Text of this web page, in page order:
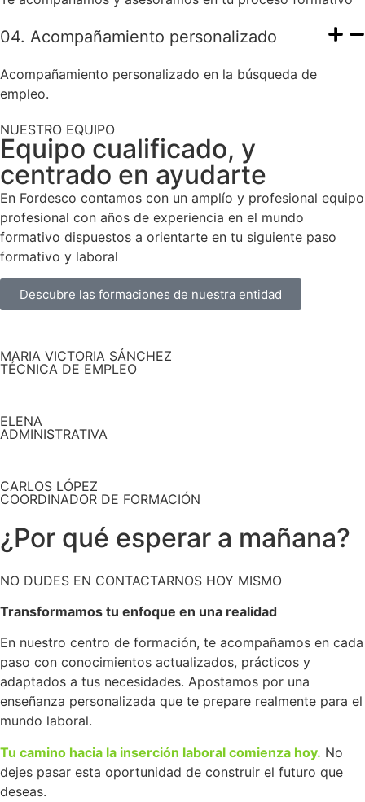
04. Acompañamiento personalizado
Acompañamiento personalizado en la búsqueda de
empleo.
NUESTRO EQUIPO
Equipo cualificado, y
centrado en ayudarte
En Fordesco contamos con un amplío y profesional equipo
profesional con años de experiencia en el mundo
formativo dispuestos a orientarte en tu siguiente paso
formativo y laboral
Descubre las formaciones de nuestra entidad
MARIA VICTORIA SÁNCHEZ
TÉCNICA DE EMPLEO
ELENA
ADMINISTRATIVA
CARLOS LÓPEZ
COORDINADOR DE FORMACIÓN
¿Por qué esperar a mañana?
NO DUDES EN CONTACTARNOS HOY MISMO
Transformamos tu enfoque en una realidad
En nuestro centro de formación, te acompañamos en cada
paso con conocimientos actualizados, prácticos y
adaptados a tus necesidades. Apostamos por una
enseñanza personalizada que te prepare realmente para el
mundo laboral.
Tu camino hacia la inserción laboral comienza hoy. No
dejes pasar esta oportunidad de construir el futuro que
deseas.